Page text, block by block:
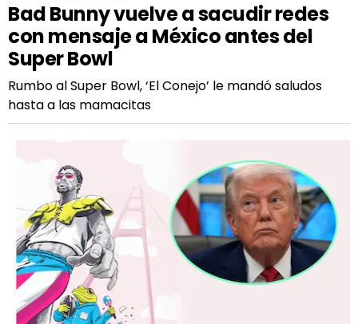
Bad Bunny vuelve a sacudir redes
con mensaje a México antes del
Super Bowl
Rumbo al Super Bowl, ‘El Conejo’ le mandó saludos
hasta a las mamacitas